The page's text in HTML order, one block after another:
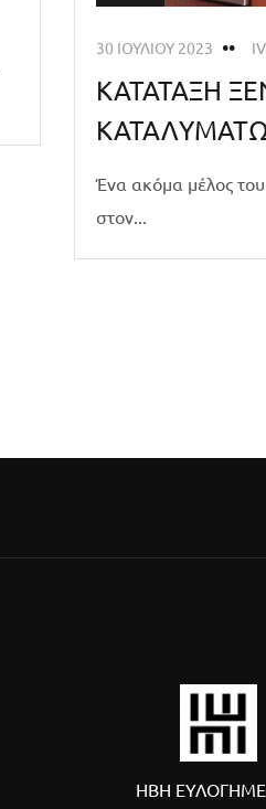
30 ΙΟΥΛΊΟΥ 2023
ΚΑΤΑΤΑΞΗ
Ένα ακόμα μέλος
στον...
ΗΒΗ